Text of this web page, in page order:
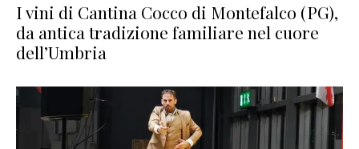
I vini di Cantina Cocco di Montefalco (PG),
da antica tradizione familiare nel cuore
dell’Umbria